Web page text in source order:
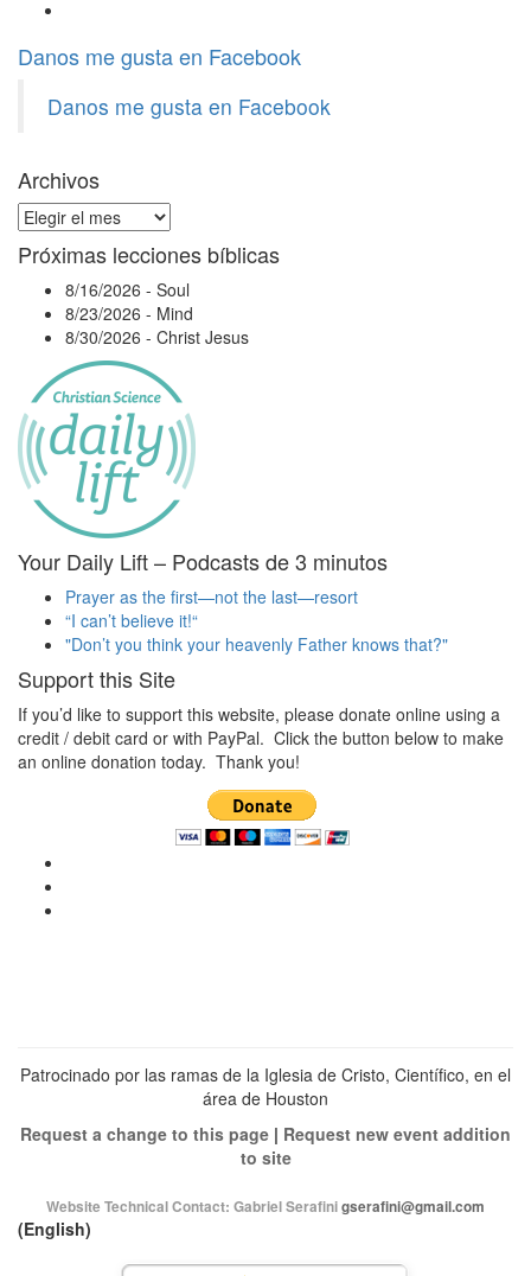
Danos me gusta en Facebook
Danos me gusta en Facebook
Archivos
Archivos
Próximas lecciones bíblicas
8/16/2026 - Soul
8/23/2026 - Mind
8/30/2026 - Christ Jesus
Your Daily Lift – Podcasts de 3 minutos
Prayer as the first—not the last—resort
“I can’t believe it!“
"Don’t you think your heavenly Father knows that?"
Support this Site
If you’d like to support this website, please donate online using a
credit / debit card or with PayPal. Click the button below to make
an online donation today. Thank you!
Patrocinado por las ramas de la Iglesia de Cristo, Científico, en el
área de Houston
Request a change to this page | Request new event addition
to site
Website Technical Contact: Gabriel Serafinigserafini@gmail.com
(English)